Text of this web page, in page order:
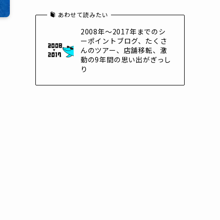
あわせて読みたい
2008年～2017年までのシ
ーポイントブログ、たくさ
んのツアー、店舗移転、激
動の9年間の思い出がぎっし
り